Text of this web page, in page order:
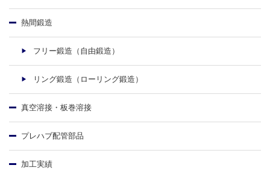
熱間鍛造
フリー鍛造（自由鍛造）
リング鍛造（ローリング鍛造）
真空溶接・板巻溶接
プレハブ配管部品
加工実績